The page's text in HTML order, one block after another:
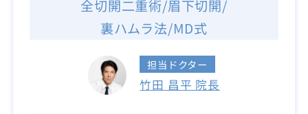
全切開二重術/眉下切開/
裏ハムラ法/MD式
担当ドクター
竹田 昌平 院長